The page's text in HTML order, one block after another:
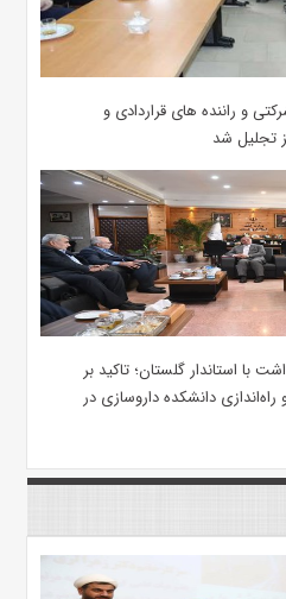
و راننده های قراردادی و
تجلیل شد
با استاندار گلستان؛ تاکید بر
دانشکده داروسازی در